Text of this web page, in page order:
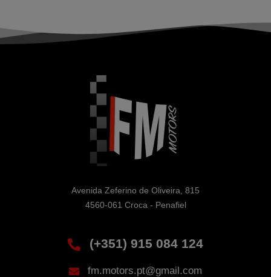
Avenida Zeferino de Oliveira, 815
4560-061 Croca - Penafiel
(+351) 915 084 124
fm.motors.pt@gmail.com